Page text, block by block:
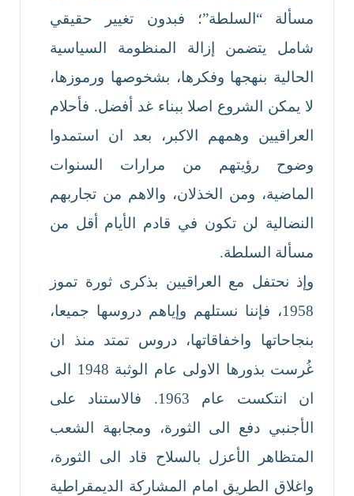
مسألة “السلطة”؛ فبدون تغيير حقيقي
شامل يتضمن إزالة المنظومة السياسية
الحالية بنهجها وفكرها، بشخوصها ورموزها،
لا يمكن الشروع اصلا ببناء غد أفضل. فأحلام
العراقيين وهمهم الاكبر، بعد ان استمدوا
وضوح رؤيتهم من مرارات السنوات
الماضية، ومن الخذلان، والاهم من تجاربهم
النضالية لن تكون في قادم الأيام أقل من
مسألة السلطة.
وإذ نحتفل مع العراقيين بذكرى ثورة تموز
1958، فإننا نستلهم وإياهم دروسها جميعا،
بنجاحاتها واخفاقاتها، دروس تمتد منذ ان
غُرست بذورها الاولى عام الوثبة 1948 الى
ان انتكست عام 1963. فالاستناد على
الأجنبي دفع الى الثورة، ومجابهة الشعب
المتظاهر الأعزل بالسلاح قاد الى الثورة،
واغلاق الطريق امام المشاركة الديمقراطية